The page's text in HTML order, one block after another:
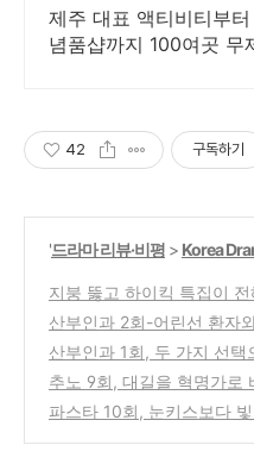
제주 여행의 끝판왕!
제주 대표 액티비티부
념품샵까지 100여곳 무
42 구독하기
'드라마 리뷰·비평 > Korea
지붕 뚫고 하이킥 특집이
미들
(8)
산부인과 2회-어린선 환자
미
(2)
산부인과 1회, 두 가지 선택
을까?
(6)
추노 9회, 대길을 혁명가로
파스타 10회, 눈키스보다